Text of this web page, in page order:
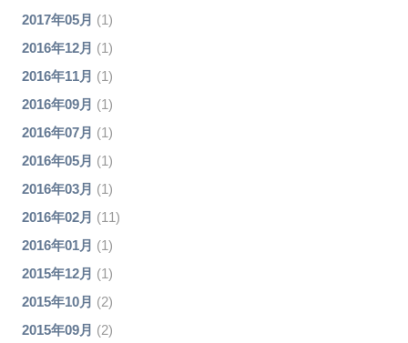
2017年05月 (1)
2016年12月 (1)
2016年11月 (1)
2016年09月 (1)
2016年07月 (1)
2016年05月 (1)
2016年03月 (1)
2016年02月 (11)
2016年01月 (1)
2015年12月 (1)
2015年10月 (2)
2015年09月 (2)